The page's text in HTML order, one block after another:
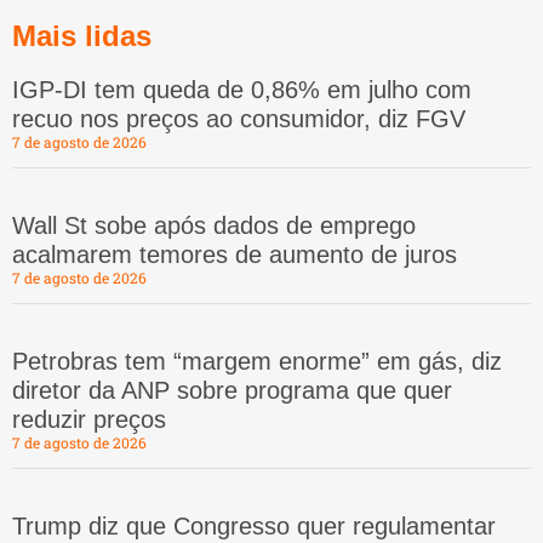
Mais lidas
IGP-DI tem queda de 0,86% em julho com
recuo nos preços ao consumidor, diz FGV
7 de agosto de 2026
Wall St sobe após dados de emprego
acalmarem temores de aumento de juros
7 de agosto de 2026
Petrobras tem “margem enorme” em gás, diz
diretor da ANP sobre programa que quer
reduzir preços
7 de agosto de 2026
Trump diz que Congresso quer regulamentar